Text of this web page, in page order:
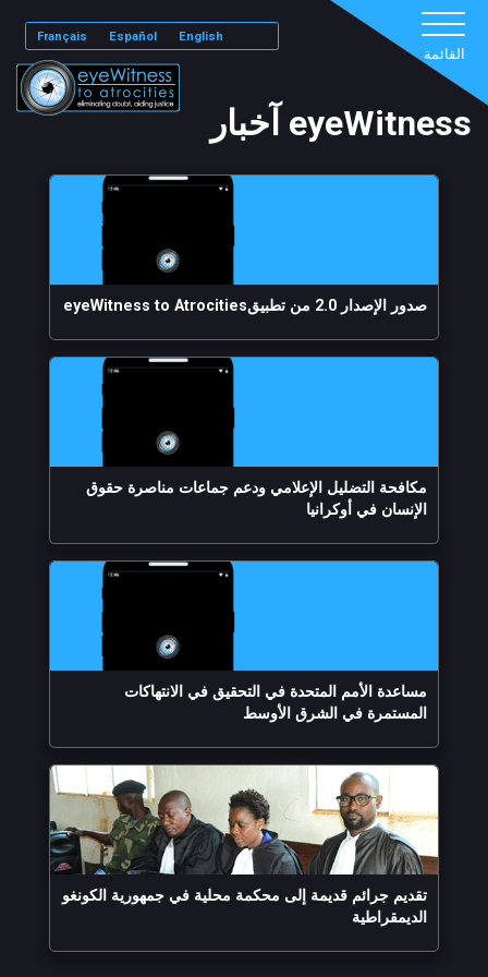
القائمة
English
Español
Français
eyeWitness آخبار
صدور الإصدار 2.0 من تطبيقeyeWitness to Atrocities
مكافحة التضليل الإعلامي ودعم جماعات مناصرة حقوق
الإنسان في أوكرانيا
مساعدة الأمم المتحدة في التحقيق في الانتهاكات
المستمرة في الشرق الأوسط
تقديم جرائم قديمة إلى محكمة محلية في جمهورية الكونغو
الديمقراطية